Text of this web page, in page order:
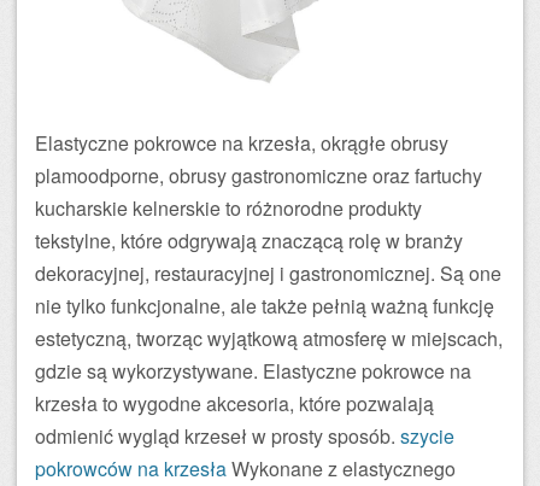
Elastyczne pokrowce na krzesła, okrągłe obrusy
plamoodporne, obrusy gastronomiczne oraz fartuchy
kucharskie kelnerskie to różnorodne produkty
tekstylne, które odgrywają znaczącą rolę w branży
dekoracyjnej, restauracyjnej i gastronomicznej. Są one
nie tylko funkcjonalne, ale także pełnią ważną funkcję
estetyczną, tworząc wyjątkową atmosferę w miejscach,
gdzie są wykorzystywane. Elastyczne pokrowce na
krzesła to wygodne akcesoria, które pozwalają
odmienić wygląd krzeseł w prosty sposób. szycie
pokrowców na krzesłaWykonane z elastycznego